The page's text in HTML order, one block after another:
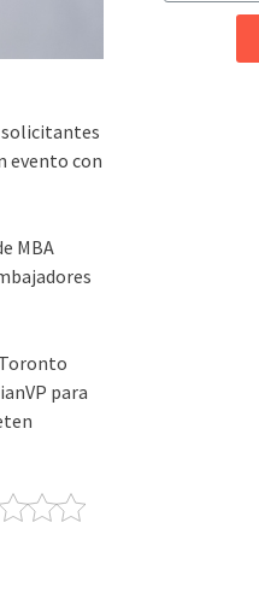
solicitantes
evento con
MBA
para